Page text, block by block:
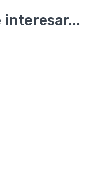
interesar...